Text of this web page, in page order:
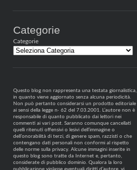
Categorie
Categorie
Questo blog non rappresenta una testata giornalistica,
in quanto viene aggiornato senza alcuna periodicità.
Non può pertanto considerarsi un prodotto editoriale
ai sensi della legge n· 62 del 7.03.2001. L’autore non è
responsabile di quanto pubblicato dai lettori nei
commenti ai vari post. Saranno comunque cancellati
quelli ritenuti offensivi o lesivi dell’immagine o
dell’onorabilità di terzi, di genere spam, razzisti o che
contengano dati personali non conformi al rispetto
delle norme sulla privacy. Alcune immagini inserite in
questo blog sono tratte da Internet e, pertanto,
considerate di pubblico dominio. Qualora la loro
pubblicazione violasse eventuali diritti d’autore, vi